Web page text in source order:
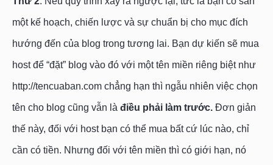
một kế hoạch, chiến lược và sự chuẩn bị cho mục đích
hướng đến của blog trong tương lai. Bạn dự kiến sẽ mua
host để “đặt” blog vào đó với một tên miền riêng biệt như
http://tencuaban.com chẳng hạn thì ngẫu nhiên việc chọn
tên cho blog cũng vẫn là điều phải làm trước. Đơn giản
thế này, đối với host bạn có thể mua bất cứ lúc nào, chỉ
cần có tiền. Nhưng đối với tên miền thì có giới hạn, nó